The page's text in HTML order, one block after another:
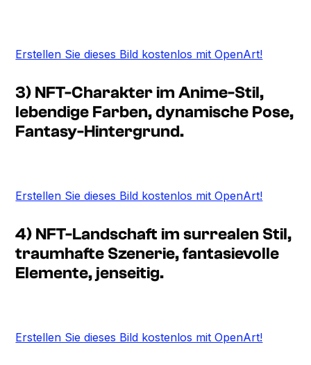
Erstellen Sie dieses Bild kostenlos mit OpenArt!
3) NFT-Charakter im Anime-Stil,
lebendige Farben, dynamische Pose,
Fantasy-Hintergrund.
Erstellen Sie dieses Bild kostenlos mit OpenArt!
4) NFT-Landschaft im surrealen Stil,
traumhafte Szenerie, fantasievolle
Elemente, jenseitig.
Erstellen Sie dieses Bild kostenlos mit OpenArt!